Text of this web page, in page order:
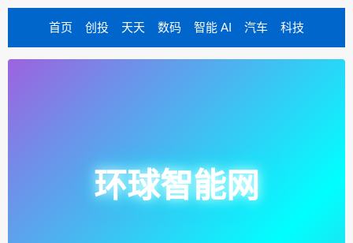
首页 创投 天天 数码 智能 AI 汽车 科技
环球智能网